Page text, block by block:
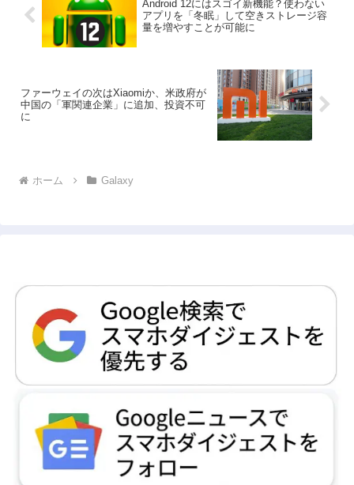
Android 12にはスゴイ新機能？使わない
アプリを「冬眠」して空きストレージ容
量を増やすことが可能に
ファーウェイの次はXiaomiか、米政府が
中国の「軍関連企業」に追加、投資不可
に
ホーム Galaxy